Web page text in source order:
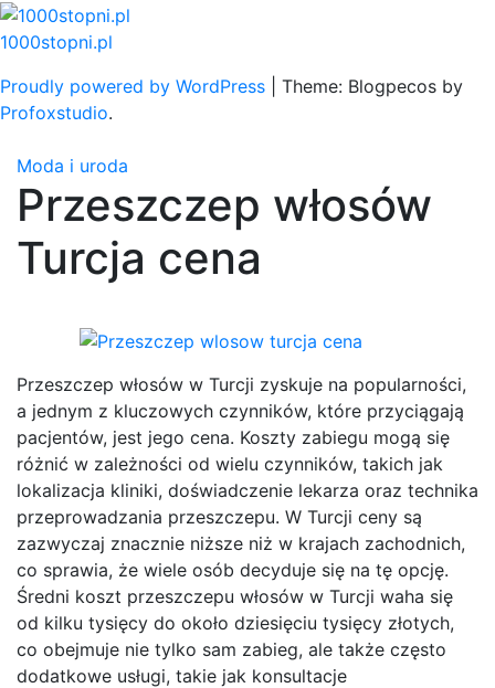
Skip
to
1000stopni.pl
Proudly powered by WordPress
Theme: Blogpecos by
Profoxstudio.
Moda i uroda
Przeszczep włosów
Turcja cena
Przeszczep włosów w Turcji zyskuje na popularności,
a jednym z kluczowych czynników, które przyciągają
pacjentów, jest jego cena. Koszty zabiegu mogą się
różnić w zależności od wielu czynników, takich jak
lokalizacja kliniki, doświadczenie lekarza oraz technika
przeprowadzania przeszczepu. W Turcji ceny są
zazwyczaj znacznie niższe niż w krajach zachodnich,
co sprawia, że wiele osób decyduje się na tę opcję.
Średni koszt przeszczepu włosów w Turcji waha się
od kilku tysięcy do około dziesięciu tysięcy złotych,
co obejmuje nie tylko sam zabieg, ale także często
dodatkowe usługi, takie jak konsultacje